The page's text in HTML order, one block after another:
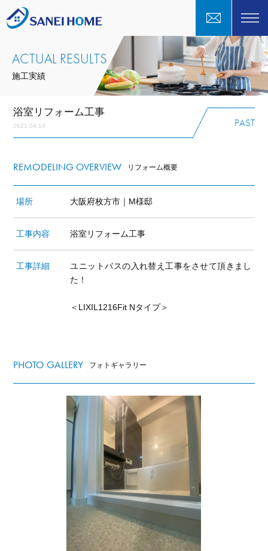
ACTUAL RESULTS
施工実績
PAST
浴室リフォーム工事
2021.04.14
REMODELING OVERVIEW リフォーム概要
場所 大阪府枚方市｜M様邸
工事内容 浴室リフォーム工事
工事詳細
ユニットバスの入れ替え工事をさせて頂きまし
た！
＜LIXIL1216Fit Nタイプ＞
PHOTO GALLERY フォトギャラリー